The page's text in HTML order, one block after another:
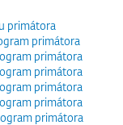
primátora
primátora
primátora
primátora
primátora
primátora
primátora